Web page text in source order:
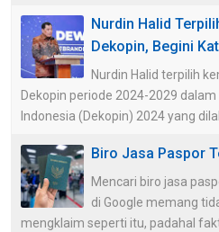
Nurdin Halid
Dekopin, Begini
Nurdin Halid terpilih
Dekopin periode 2024-2029
Indonesia (Dekopin) 2024 yang
Biro Jasa Paspor
Mencari biro jasa
di Google memang
mengklaim seperti itu, padahal